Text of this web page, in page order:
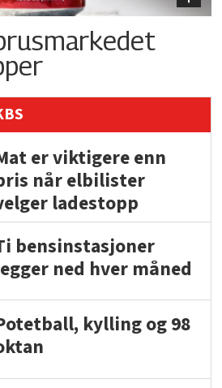
er viktigere enn
når elbilister
ladestopp
bensinstasjoner
ned hver måned
kylling og 98